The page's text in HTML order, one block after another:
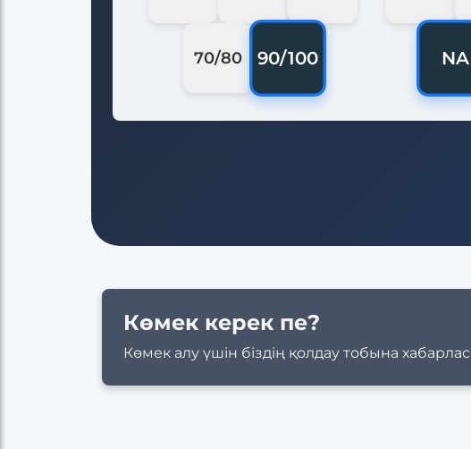
70/80 90/100 NA
Көмек керек пе?
Көмек алу үшін біздің қолдау тобына